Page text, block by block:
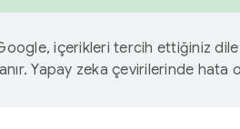
içerikleri tercih ettiğiniz
Yapay zeka çevirilerinde hata